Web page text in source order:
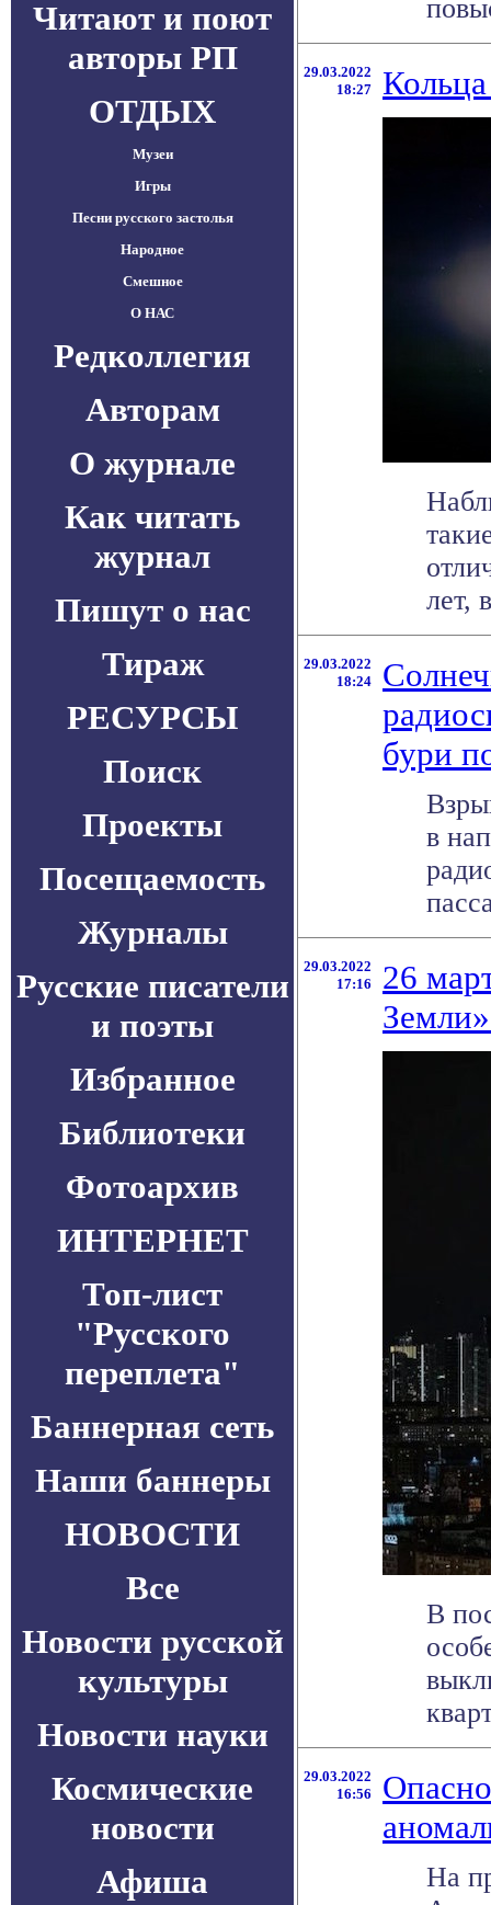
Читают и поют
авторы РП
ОТДЫХ
Музеи
Игры
Песни русского застолья
Народное
Смешное
О НАС
Редколлегия
Авторам
О журнале
Как читать
журнал
Пишут о нас
Тираж
РЕСУРСЫ
Поиск
Проекты
Посещаемость
Журналы
Русские писатели
и поэты
Избранное
Библиотеки
Фотоархив
ИНТЕРНЕТ
Топ-лист
"Русского
переплета"
Баннерная сеть
Наши баннеры
НОВОСТИ
Все
Новости русской
культуры
Новости науки
Космические
новости
Афиша
29.03.2022
18:27
лет,
29.03.2022
18:24
бури
в
29.03.2022
17:16
26
В
29.03.2022
16:56
На